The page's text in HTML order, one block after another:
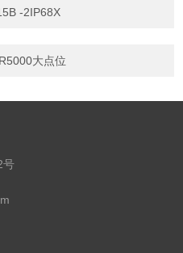
-2IP68X
大点位
号